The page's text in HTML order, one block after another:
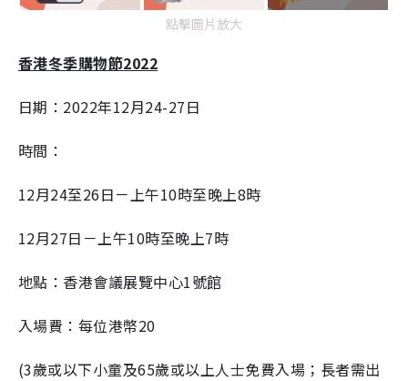
點擊圖片放大
香港冬季購物節2022
日期： 2022年12月24-27日
時間：
12月24至26日－上午10時至晚上8時
12月27日－上午10時至晚上7時
地點：香港會議展覽中心1號館
入場費： 每位港幣20
(3歲或以下小童及65歲或以上人士免費入場；長者需出